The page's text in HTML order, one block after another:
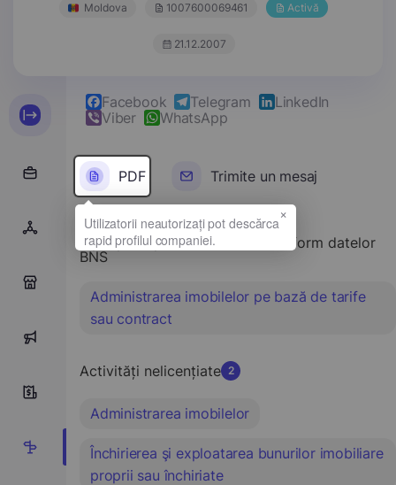
Moldova 1007600069461 Activă
21.12.2007
4
Facebook Telegram
LinkedIn
Viber
WhatsApp
PDF Trimite un mesaj
Tipul principal de activitate conform datelor
BNS
Administrarea imobilelor pe bază de tarife
sau contract
Activități nelicențiate 2
Administrarea imobilelor
Închirierea şi exploatarea bunurilor imobiliare
proprii sau închiriate
×